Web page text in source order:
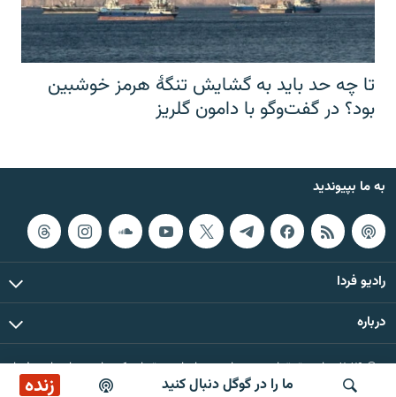
ما را در گوگل دنبال کنید زنده
تا چه حد باید به گشایش تنگهٔ هرمز خوشبین
بود؟ در گفت‌وگو با دامون گلریز
به ما بپیوندید
رادیو فردا
درباره
© ۲۰۲۶ تمام حقوق این وب‌سایت، بر اساس مقررات کپی‌رایت، برای رادیو فردا
محفوظ است.